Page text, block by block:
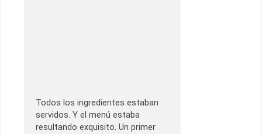
Todos los ingredientes estaban
servidos. Y el menú estaba
resultando exquisito. Un primer